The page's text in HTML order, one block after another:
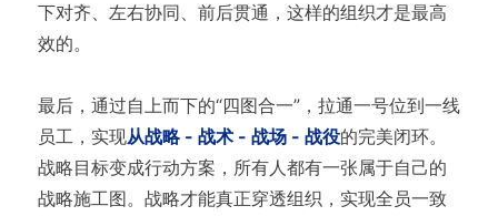
下对齐、左右协同、前后贯通，这样的组织才是最高
效的。
最后，通过自上而下的“四图合一”，拉通一号位到一线
员工，实现从战略 - 战术 - 战场 - 战役的完美闭环。
战略目标变成行动方案，所有人都有一张属于自己的
战略施工图。战略才能真正穿透组织，实现全员一致